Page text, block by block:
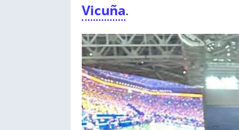
Vicuña.